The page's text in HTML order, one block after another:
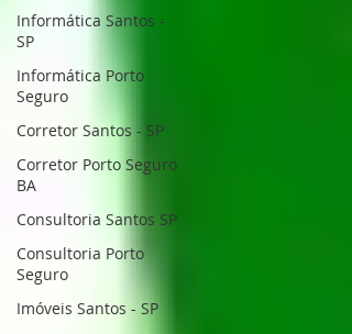
Informática Santos -
SP
Informática Porto
Seguro
Corretor Santos - SP
Corretor Porto Seguro
BA
Consultoria Santos SP
Consultoria Porto
Seguro
Imóveis Santos - SP